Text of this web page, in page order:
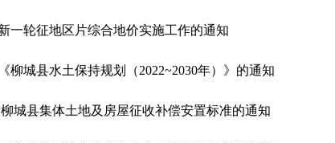
一轮征地区片综合地价实施工作的通知
柳城县水土保持规划（2022~2030年）》的通知
城县集体土地及房屋征收补偿安置标准的通知